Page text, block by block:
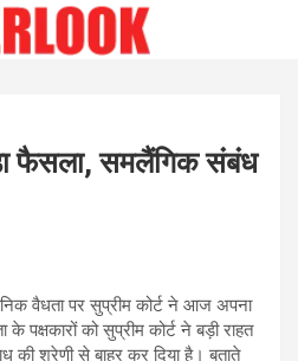
फैसला, समलैंगिक संबंध
वैधता पर सुप्रीम कोर्ट ने आज अपना
पक्षकारों को सुप्रीम कोर्ट ने बड़ी राहत
श्रेणी से बाहर कर दिया है। बताते